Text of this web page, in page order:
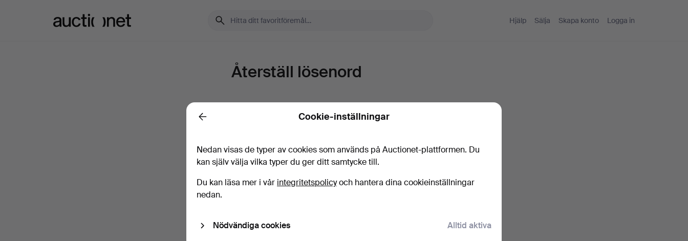
Hjälp Sälja Skapa konto Logga in
Återställ lösenord
Skicka instruktioner
Back Cookie-inställningar
Nedan visas de typer av cookies som används på Auctionet-plattformen. Du
kan själv välja vilka typer du ger ditt samtycke till.
Du kan läsa mer i vår integritetspolicyoch hantera dina cookieinställningar
nedan.
Nödvändiga cookies Alltid aktiva